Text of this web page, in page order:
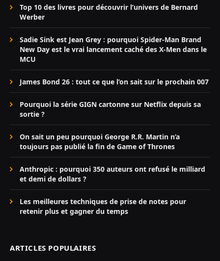
Top 10 des livres pour découvrir l’univers de Bernard
Werber
Sadie Sink est Jean Grey : pourquoi Spider-Man Brand
New Day est le vrai lancement caché des X-Men dans le
MCU
James Bond 26 : tout ce que l’on sait sur le prochain 007
Pourquoi la série GIGN cartonne sur Netflix depuis sa
sortie ?
On sait un peu pourquoi George R.R. Martin n’a
toujours pas publié la fin de Game of Thrones
Anthropic : pourquoi 350 auteurs ont refusé le milliard
et demi de dollars ?
Les meilleures techniques de prise de notes pour
retenir plus et gagner du temps
ARTICLES POPULAIRES